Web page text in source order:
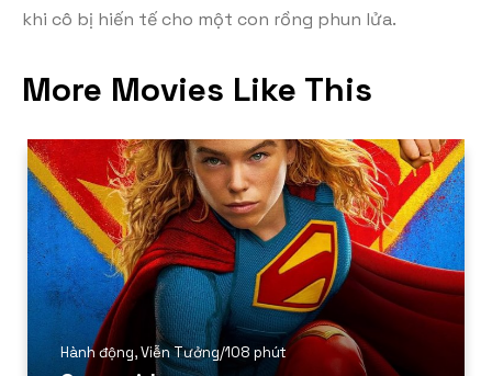
khi cô bị hiến tế cho một con rồng phun lửa.
More Movies Like This
Hành động,Viễn Tưởng/108 phút